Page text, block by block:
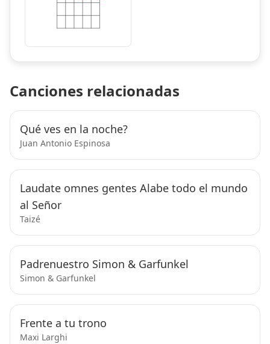
Canciones relacionadas
Qué ves en la noche?
Juan Antonio Espinosa
Laudate omnes gentes Alabe todo el mundo
al Señor
Taizé
Padrenuestro Simon & Garfunkel
Simon & Garfunkel
Frente a tu trono
Maxi Larghi